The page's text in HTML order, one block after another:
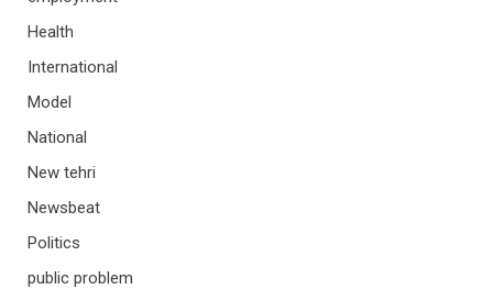
Health
International
Model
National
New tehri
Newsbeat
Politics
public problem